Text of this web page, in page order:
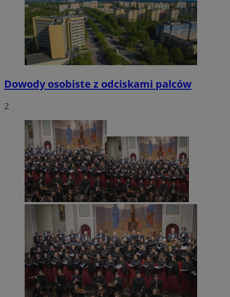
Dowody osobiste z odciskami palców
2